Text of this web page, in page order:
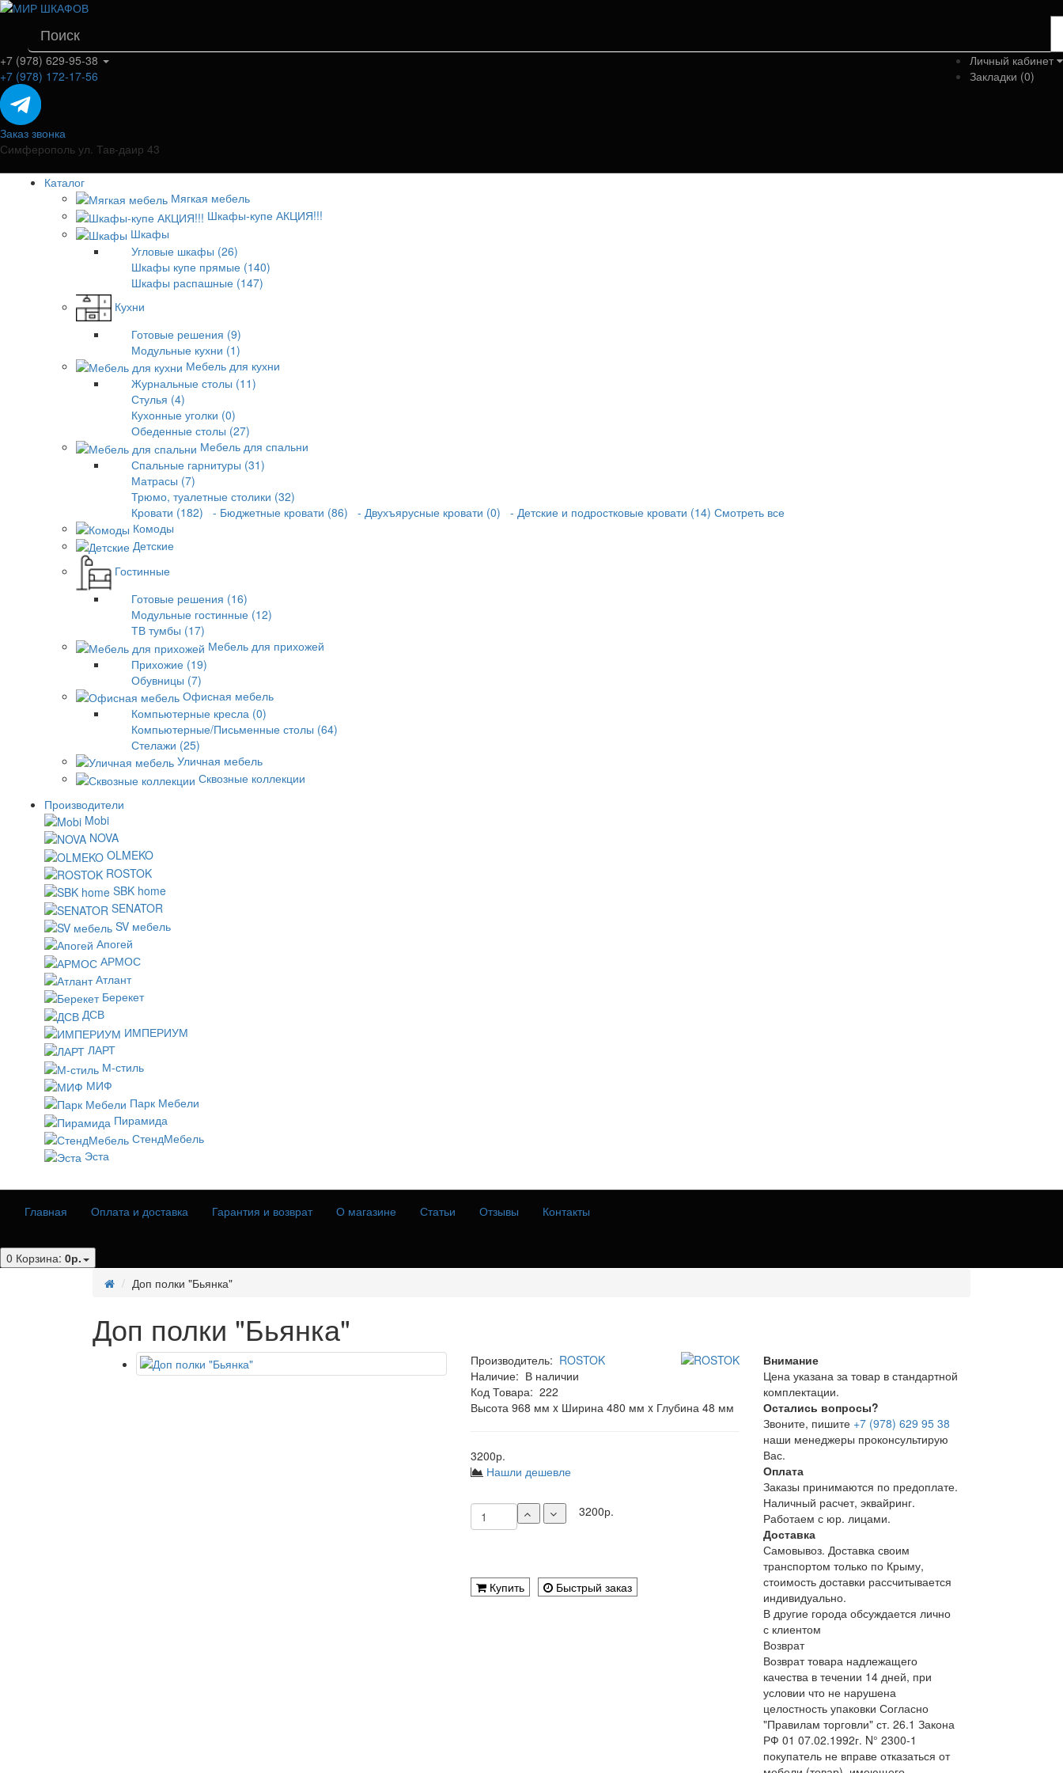
Личный кабинет
Закладки (0)
+7 (978) 629-95-38
+7 (978) 172-17-56
Заказ звонка
Симферополь ул. Тав-даир 43
Каталог
Мягкая мебель
Шкафы-купе АКЦИЯ!!!
Шкафы
Угловые шкафы (26)
Шкафы купе прямые (140)
Шкафы распашные (147)
Кухни
Готовые решения (9)
Модульные кухни (1)
Мебель для кухни
Журнальные столы (11)
Стулья (4)
Кухонные уголки (0)
Обеденные столы (27)
Мебель для спальни
Спальные гарнитуры (31)
Матрасы (7)
Трюмо, туалетные столики (32)
Кровати (182)
- Бюджетные кровати (86) - Двухъярусные кровати (0) - Детские и подростковые кровати (14) Смотреть все
Комоды
Детские
Гостинные
Готовые решения (16)
Модульные гостинные (12)
ТВ тумбы (17)
Мебель для прихожей
Прихожие (19)
Обувницы (7)
Офисная мебель
Компьютерные кресла (0)
Компьютерные/Письменные столы (64)
Стелажи (25)
Уличная мебель
Сквозные коллекции
Производители
Mobi
NOVA
OLMEKO
ROSTOK
SBK home
SENATOR
SV мебель
Апогей
АРМОС
Атлант
Берекет
ДСВ
ИМПЕРИУМ
ЛАРТ
М-стиль
МИФ
Парк Мебели
Пирамида
СтендМебель
Эста
Главная Оплата и доставка Гарантия и возврат О магазине Статьи Отзывы Контакты
0 Корзина: 0р.
Доп полки "Бьянка"
Доп полки "Бьянка"
Производитель: ROSTOK
Наличие: В наличии
Код Товара: 222
Высота 968 мм x Ширина 480 мм x Глубина 48 мм
3200р.
Нашли дешевле
3200р.
Купить Быстрый заказ
Внимание
Цена указана за товар в стандартной
комплектации.
Остались вопросы?
Звоните, пишите +7 (978) 629 95 38
наши менеджеры проконсультирую
Вас.
Оплата
Заказы принимаются по предоплате.
Наличный расчет, эквайринг.
Работаем с юр. лицами.
Доставка
Самовывоз. Доставка своим
транспортом только по Крыму,
стоимость доставки рассчитывается
индивидуально.
В другие города обсуждается лично
с клиентом
Возврат
Возврат товара надлежащего
качества в течении 14 дней, при
условии что не нарушена
целостность упаковки Согласно
"Правилам торговли" ст. 26.1 Закона
РФ 01 07.02.1992г. N° 2300-1
покупатель не вправе отказаться от